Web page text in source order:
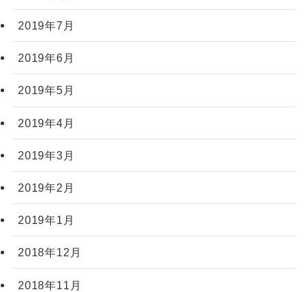
2019年7月
2019年6月
2019年5月
2019年4月
2019年3月
2019年2月
2019年1月
2018年12月
2018年11月